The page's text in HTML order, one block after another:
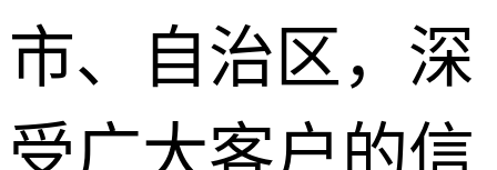
市、自治区，深